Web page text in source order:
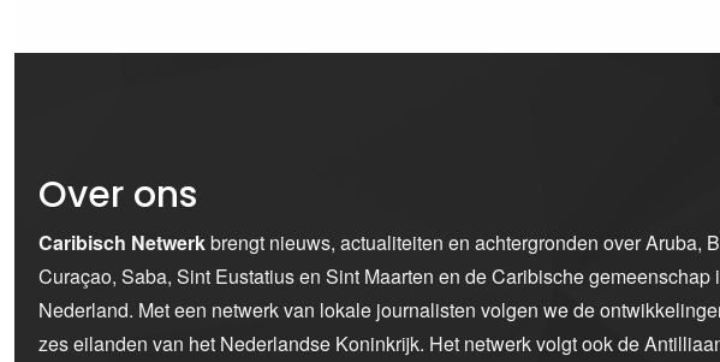
Over ons
Caribisch Netwerkbrengt nieuws, actualiteiten en achtergronden over Aruba,
Curaçao, Saba, Sint Eustatius en Sint Maarten en de Caribische gemeenschap
Nederland. Met een netwerk van lokale journalisten volgen we de
zes eilanden van het Nederlandse Koninkrijk. Het netwerk volgt ook de